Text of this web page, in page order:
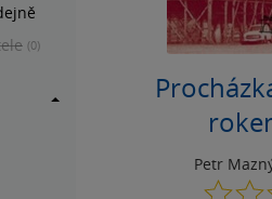
Petr
(0)